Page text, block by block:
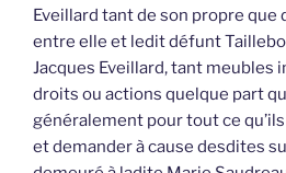
Eveillard tant de son propre que
entre elle et ledit défunt
Jacques Eveillard, tant meubles
droits ou actions quelque part
généralement pour tout ce
et demander à cause desdites